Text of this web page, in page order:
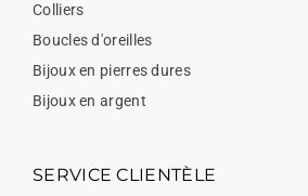
Colliers
Boucles d'oreilles
Bijoux en pierres dures
Bijoux en argent
SERVICE CLIENTÈLE